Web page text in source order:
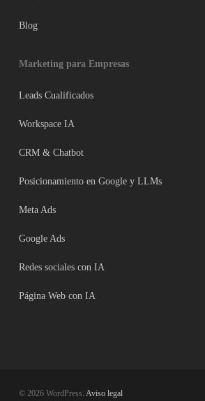
Blog
Marketing para Empresas
Leads Cualificados
Workspace IA
CRM & Chatbot
Posicionamiento en Google y LLMs
Meta Ads
Google Ads
Redes sociales con IA
Página Web con IA
© 2026 WordPress. Aviso legal